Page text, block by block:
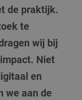
de praktijk.
te
wij bij
Niet
en
we aan de